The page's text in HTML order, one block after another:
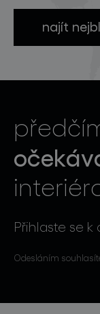
najít
Přihlaste se
Odesláním